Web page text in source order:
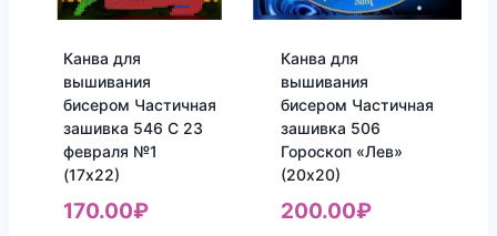
Канва для
вышивания
бисером Частичная
зашивка 546 С 23
февраля №1
(17х22)
170.00₽
Канва для
вышивания
бисером Частичная
зашивка 506
Гороскоп «Лев»
(20х20)
200.00₽